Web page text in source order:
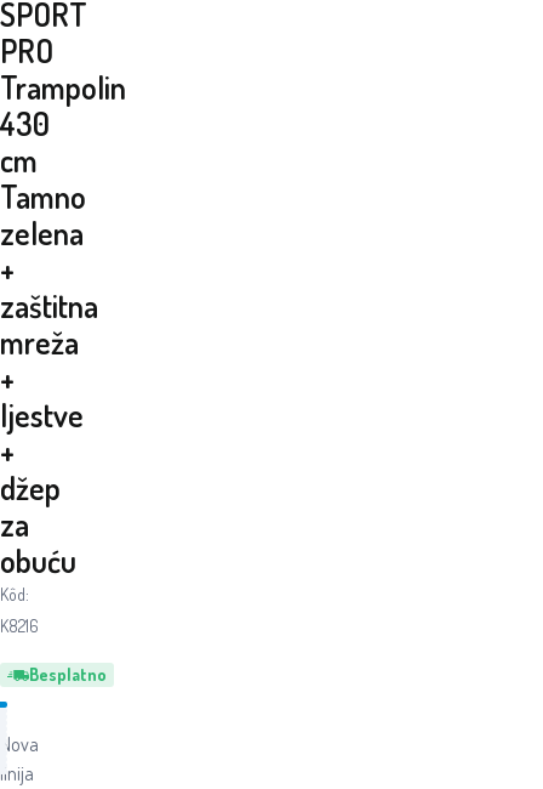
Besplatno
SPORT
PRO
Trampolin
430
cm
Tamno
zelena
+
zaštitna
mreža
+
ljestve
+
džep
za
obuću
Kôd:
K8216
Nova
linija